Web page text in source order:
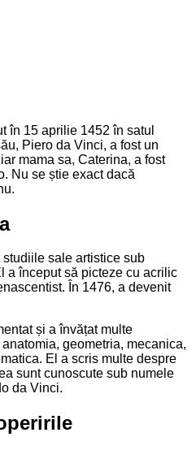
în 15 aprilie 1452 în satul
Piero da Vinci, a fost un
mama sa, Caterina, a fost
Nu se știe exact dacă
studiile sale artistice sub
a început să picteze cu acrilic
În 1476, a devenit
și a învățat multe
geometria, mecanica,
El a scris multe despre
sunt cunoscute sub numele
da Vinci.